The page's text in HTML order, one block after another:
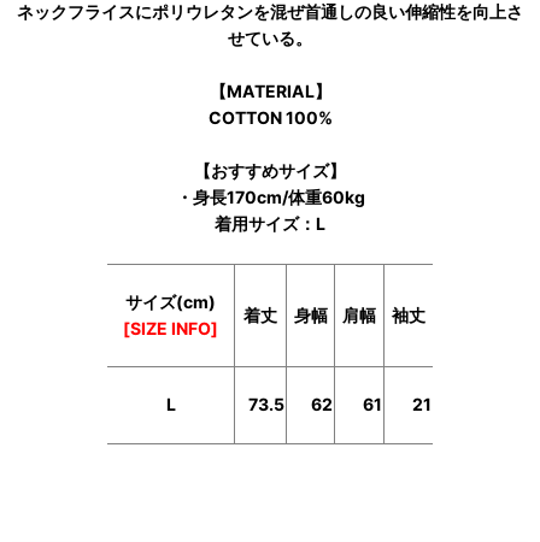
ネックフライスにポリウレタンを混ぜ首通しの良い伸縮性を向上さ
せている。
【MATERIAL】
COTTON 100%
【おすすめサイズ】
・身長170cm/体重60kg
着用サイズ：L
サイズ(cm)
[SIZE INFO]
着丈 身幅 肩幅 袖丈
L 73.5 62 61 21